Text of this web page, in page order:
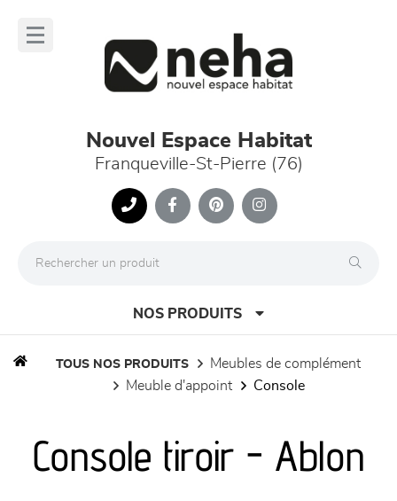
Nouvel Espace Habitat
Franqueville-St-Pierre (76)
NOS PRODUITS
séjours
TOUS NOS PRODUITS
meubles de complément
meuble d'appoint
console
Console tiroir - Ablon